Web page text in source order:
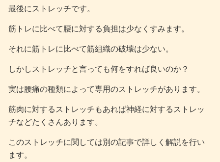
最後にストレッチです。
筋トレに比べて腰に対する負担は少なくすみます。
それに筋トレに比べて筋組織の破壊は少ない。
しかしストレッチと言っても何をすれば良いのか？
実は腰痛の種類によって専用のストレッチがあります。
筋肉に対するストレッチもあれば神経に対するストレッ
チなどたくさんあります。
このストレッチに関しては別の記事で詳しく解説を行い
ます。